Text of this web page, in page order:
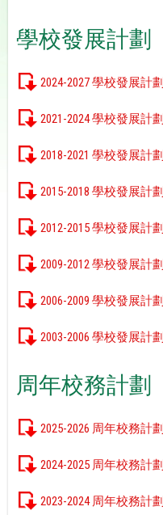
學校發展計劃
2024-2027 學校發展計劃
2021-2024 學校發展計劃
2018-2021 學校發展計劃
2015-2018 學校發展計劃
2012-2015 學校發展計劃
2009-2012 學校發展計劃
2006-2009 學校發展計劃
2003-2006 學校發展計劃
周年校務計劃
2025-2026 周年校務計劃
2024-2025 周年校務計劃
2023-2024 周年校務計劃